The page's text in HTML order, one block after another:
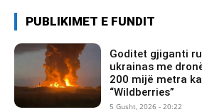
PUBLIKIMET E FUNDIT
Goditet gjiganti
ukrainas me
200 mijë metra
“Wildberries”
5 Gusht, 2026 - 20:22